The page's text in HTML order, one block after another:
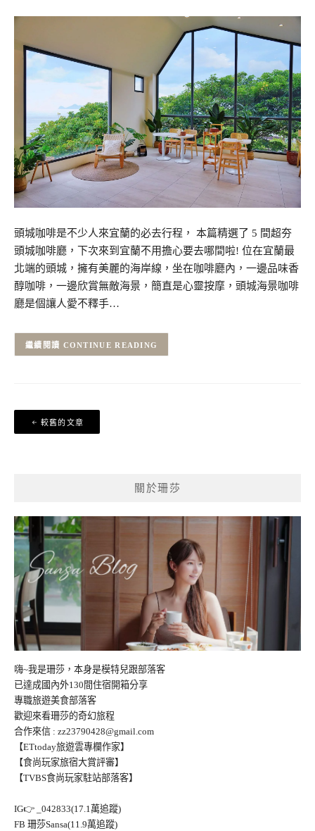
頭城咖啡是不少人來宜蘭的必去行程， 本篇精選了 5 間超夯
頭城咖啡廳，下次來到宜蘭不用擔心要去哪間啦! 位在宜蘭最
北端的頭城，擁有美麗的海岸線，坐在咖啡廳內，一邊品味香
醇咖啡，一邊欣賞無敵海景，簡直是心靈按摩，頭城海景咖啡
廳是個讓人愛不釋手…
CONTINUE READING
章
較舊的文章
關於珊莎
嗨~我是珊莎，本身是模特兒跟部落客
已達成國內外130間住宿開箱分享
專職旅遊美食部落客
歡迎來看珊莎的奇幻旅程
合作來信 : zz23790428@gmail.com
【ETtoday旅遊雲專欄作家】
【食尚玩家旅宿大賞評審】
【TVBS食尚玩家駐站部落客】
IG👉
_042833(17.1萬追蹤)
FB 珊莎Sansa(11.9萬追蹤)